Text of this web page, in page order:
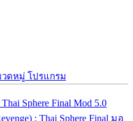
ดหมู่ โปรแกรม
Sphere Final Mod 5.0
: Thai Sphere Final มอ